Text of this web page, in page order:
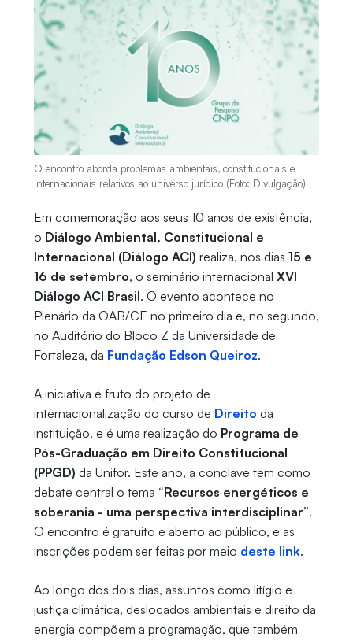
O encontro aborda problemas ambientais, constitucionais e
internacionais relativos ao universo jurídico (Foto: Divulgação)
Em comemoração aos seus 10 anos de existência,
o Diálogo Ambiental, Constitucional e
Internacional (Diálogo ACI) realiza, nos dias 15 e
16 de setembro, o seminário internacional XVI
Diálogo ACI Brasil. O evento acontece no
Plenário da OAB/CE no primeiro dia e, no segundo,
no Auditório do Bloco Z da Universidade de
Fortaleza, da Fundação Edson Queiroz.
A iniciativa é fruto do projeto de
internacionalização do curso de Direito da
instituição, e é uma realização do Programa de
Pós-Graduação em Direito Constitucional
(PPGD) da Unifor. Este ano, a conclave tem como
debate central o tema “Recursos energéticos e
soberania - uma perspectiva interdisciplinar”.
O encontro é gratuito e aberto ao público, e as
inscrições podem ser feitas por meio deste link.
Ao longo dos dois dias, assuntos como litígio e
justiça climática, deslocados ambientais e direito da
energia compõem a programação, que também